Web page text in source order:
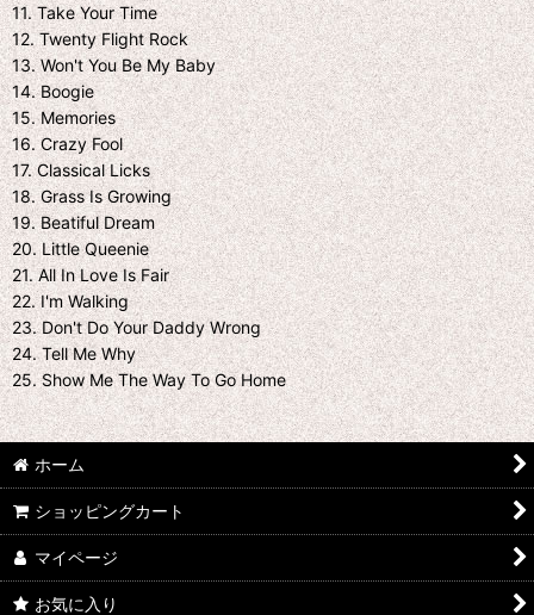
11. Take Your Time
12. Twenty Flight Rock
13. Won't You Be My Baby
14. Boogie
15. Memories
16. Crazy Fool
17. Classical Licks
18. Grass Is Growing
19. Beatiful Dream
20. Little Queenie
21. All In Love Is Fair
22. I'm Walking
23. Don't Do Your Daddy Wrong
24. Tell Me Why
25. Show Me The Way To Go Home
ホーム
ショッピングカート
マイページ
お気に入り